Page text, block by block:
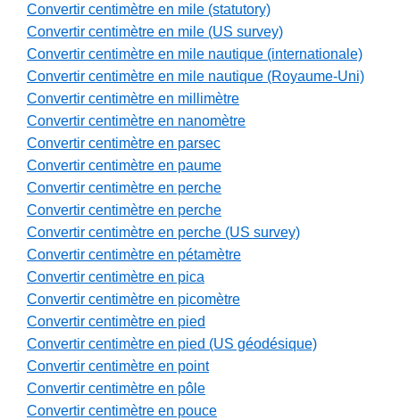
Convertir centimètre en mile (statutory)
Convertir centimètre en mile (US survey)
Convertir centimètre en mile nautique (internationale)
Convertir centimètre en mile nautique (Royaume-Uni)
Convertir centimètre en millimètre
Convertir centimètre en nanomètre
Convertir centimètre en parsec
Convertir centimètre en paume
Convertir centimètre en perche
Convertir centimètre en perche
Convertir centimètre en perche (US survey)
Convertir centimètre en pétamètre
Convertir centimètre en pica
Convertir centimètre en picomètre
Convertir centimètre en pied
Convertir centimètre en pied (US géodésique)
Convertir centimètre en point
Convertir centimètre en pôle
Convertir centimètre en pouce